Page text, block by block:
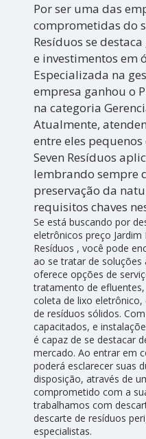
Por ser uma das
comprometidas do
Resíduos se
e investimentos em
Especializada na
empresa ganhou o
na categoria
Atualmente,
entre eles
Seven Resíduos
lembrando sempre
preservação da
requisitos chaves
Se está buscando por
eletrônicos preço Jardim
Resíduos , você pode
ao se tratar de soluções
oferece opções de
tratamento de
coleta de lixo
de resíduos sólidos.
capacitados, e
é capaz de se destacar
mercado. Ao entrar em
poderá esclarecer suas
disposição, através de
comprometido com a
trabalhamos com
descarte de resíduos
especialistas.